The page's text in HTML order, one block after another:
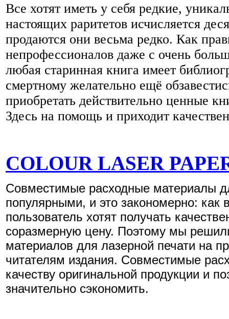
Все хотят иметь у себя редкие,
настоящих раритетов исчисляется
продаются они весьма редко. Как
непрофессионалов даже с очень
любая старинная книга имеет
смертному желательно ещё
приобретать действительно ценные
Здесь на помощь и приходит
COLOUR LASER
Совместимые расходные материалы
популярными, и это закономерно: как
пользователь хотят получать
соразмерную цену. Поэтому мы
материалов для лазерной печати на
читателям издания. Совместимые
качеству оригинальной продукции и
значительно сэкономить.